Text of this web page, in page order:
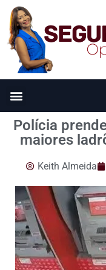
Polícia
maiores
Keith Almeida